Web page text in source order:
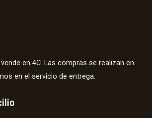
en 4C. Las compras se realizan en
en el servicio de entrega.